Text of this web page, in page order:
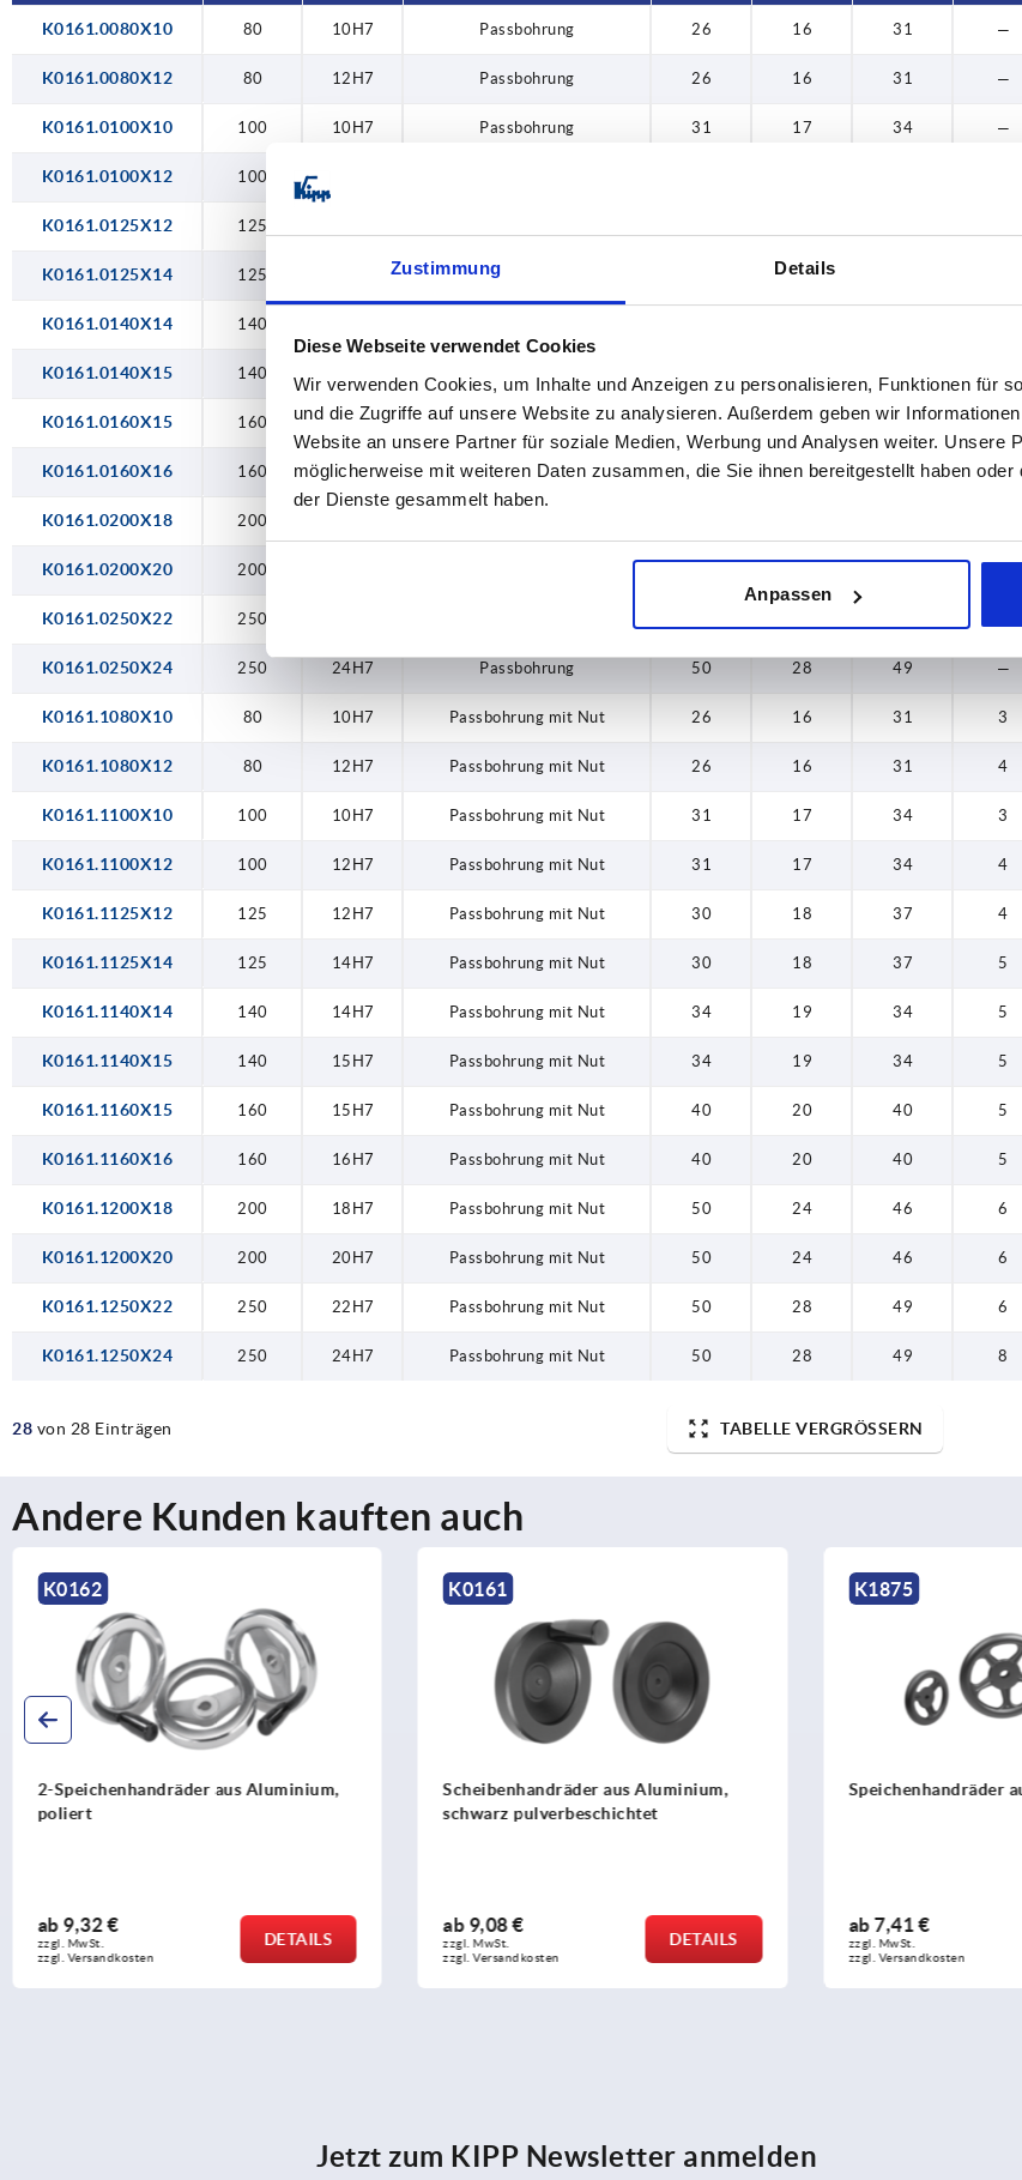
Zustimmung Details
Diese Webseite verwendet Cookies
Wir verwenden Cookies, um Inhalte und Anzeigen zu personalisieren, Funktionen für
und die Zugriffe auf unsere Website zu analysieren. Außerdem geben wir
Website an unsere Partner für soziale Medien, Werbung und Analysen weiter. Unsere
möglicherweise mit weiteren Daten zusammen, die Sie ihnen bereitgestellt haben
der Dienste gesammelt haben.
Anpassen
250 20H7 28
K0161.0080X10 80 10H7 Passbohrung 26 16 31 —
K0161.0080X12 80 12H7 Passbohrung 26 16 31 —
K0161.0100X10 100 10H7 Passbohrung 31 17 34 —
K0161.0100X12 100
K0161.0125X12 125
K0161.0125X14 125 Passbohrung 18
K0161.0140X14 140
K0161.0140X15 140
K0161.0160X15 160 15H7 Passbohrung 40 20 40 —
K0161.0160X16 160 16H7 Passbohrung 40 20 40 —
K0161.0200X18 200
K0161.0200X20 200
K0161.0250X22 250
K0161.0250X24 250 24H7 Passbohrung 50 28 49 —
K0161.1080X10 80 10H7 Passbohrung mit Nut 26 16 31 3
K0161.1080X12 80 12H7 Passbohrung mit Nut 26 16 31 4
K0161.1100X10 100 10H7 Passbohrung mit Nut 31 17 34 3
K0161.1100X12 100 12H7 Passbohrung mit Nut 31 17 34 4
K0161.1125X12 125 12H7 Passbohrung mit Nut 30 18 37 4
K0161.1125X14 125 14H7 Passbohrung mit Nut 30 18 37 5
K0161.1140X14 140 14H7 Passbohrung mit Nut 34 19 34 5
K0161.1140X15 140 15H7 Passbohrung mit Nut 34 19 34 5
K0161.1160X15 160 15H7 Passbohrung mit Nut 40 20 40 5
K0161.1160X16 160 16H7 Passbohrung mit Nut 40 20 40 5
K0161.1200X18 200 18H7 Passbohrung mit Nut 50 24 46 6
K0161.1200X20 200 20H7 Passbohrung mit Nut 50 24 46 6
K0161.1250X22 250 22H7 Passbohrung mit Nut 50 28 49 6
K0161.1250X24 250 24H7 Passbohrung mit Nut 50 28 49 8
28 von 28 Einträgen TABELLE VERGRÖSSERN
Andere Kunden kauften auch
K0162
2-Speichenhandräder aus Aluminium,
poliert
ab 9,32 €
zzgl. MwSt.
zzgl. Versandkosten
DETAILS
K0161
Scheibenhandräder aus Aluminium,
schwarz pulverbeschichtet
ab 9,08 €
zzgl. MwSt.
zzgl. Versandkosten
DETAILS
K1875
Speichenhandräder
ab7,41 €
zzgl. MwSt.
zzgl. Versandkosten
Jetzt zum KIPP Newsletter anmelden